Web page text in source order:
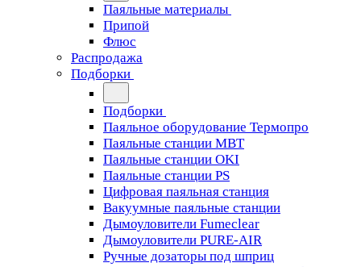
Паяльные материалы
Припой
Флюс
Распродажа
Подборки
Подборки
Паяльное оборудование Термопро
Паяльные станции MBT
Паяльные станции OKI
Паяльные станции PS
Цифровая паяльная станция
Вакуумные паяльные станции
Дымоуловители Fumeclear
Дымоуловители PURE-AIR
Ручные дозаторы под шприц